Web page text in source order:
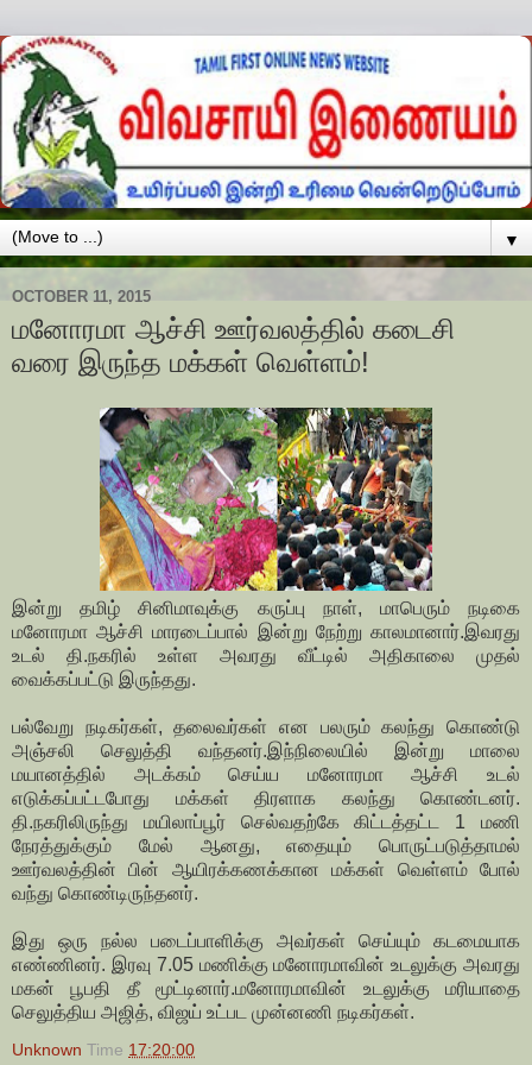
▼
OCTOBER 11, 2015
மனோரமா ஆச்சி ஊர்வலத்தில் கடைசி
வரை இருந்த மக்கள் வெள்ளம்!
இன்று தமிழ் சினிமாவுக்கு கருப்பு நாள், மாபெரும் நடிகை
மனோரமா ஆச்சி மாரடைப்பால் இன்று நேற்று காலமானார்.இவரது
உடல் தி.நகரில் உள்ள அவரது வீட்டில் அதிகாலை முதல்
வைக்கப்பட்டு இருந்தது.
பல்வேறு நடிகர்கள், தலைவர்கள் என பலரும் கலந்து கொண்டு
அஞ்சலி செலுத்தி வந்தனர்.இந்நிலையில் இன்று மாலை
மயானத்தில் அடக்கம் செய்ய மனோரமா ஆச்சி உடல்
எடுக்கப்பட்டபோது மக்கள் திரளாக கலந்து கொண்டனர்.
தி.நகரிலிருந்து மயிலாப்பூர் செல்வதற்கே கிட்டத்தட்ட 1 மணி
நேரத்துக்கும் மேல் ஆனது, எதையும் பொருட்படுத்தாமல்
ஊர்வலத்தின் பின் ஆயிரக்கணக்கான மக்கள் வெள்ளம் போல்
வந்து கொண்டிருந்தனர்.
இது ஒரு நல்ல படைப்பாளிக்கு அவர்கள் செய்யும் கடமையாக
எண்ணினர். இரவு 7.05 மணிக்கு மனோரமாவின் உடலுக்கு அவரது
மகன் பூபதி தீ மூட்டினார்.மனோரமாவின் உடலுக்கு மரியாதை
செலுத்திய அஜித், விஜய் உட்பட முன்னணி நடிகர்கள்.
Unknown Time 17:20:00